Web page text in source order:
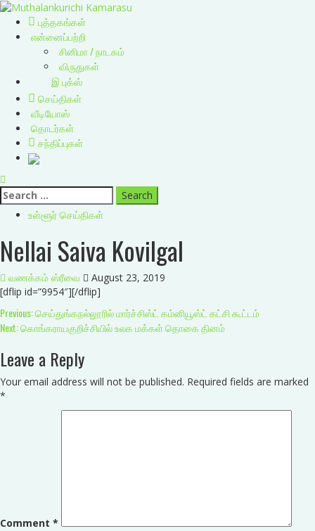
Skip
content
Primary
Menu
புத்தகங்கள்
என்னைப்பற்றி
சினிமா / நாடகம்
விருதுகள்
இ புக்ஸ்
செய்திகள்
வீடியோஸ்
தொடர்கள்
சந்திப்புகள்
Search
for:
உள்ளூர் செய்திகள்
Nellai Saiva Kovilgal
வணக்கம் ஸ்ரீவை
August 23, 2019
[dflip id=”9954″][/dflip]
Continue
Reading
Previous:செய்துங்கநல்லூரில் மார்ச்சிஸ்ட் கம்னியூஸ்ட் கட்சி கூட்டம்
Next:கொங்கராயகுறிச்சியில் உலக மக்கள் தொகை தினம்
Leave a Reply
Your email address will not be published. Required fields are marked
*
Comment *